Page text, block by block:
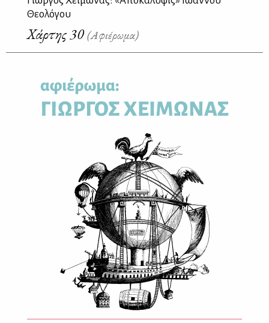
Θεολόγου
Χάρτης 30(Αφιέρωμα)